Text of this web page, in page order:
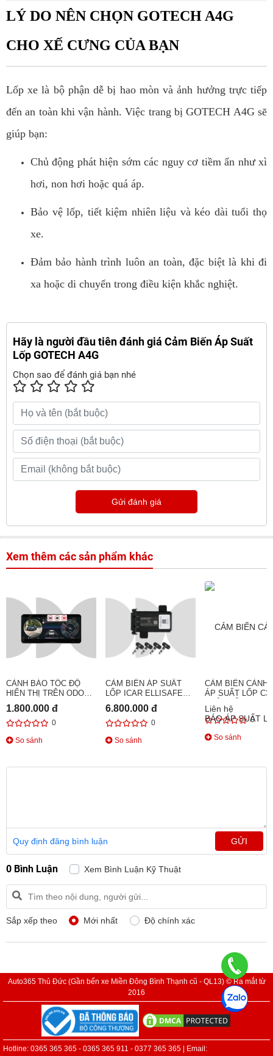
LÝ DO NÊN CHỌN GOTECH A4G
CHO XẾ CƯNG CỦA BẠN
Lốp xe là bộ phận dễ bị hao mòn và ảnh hưởng trực tiếp
đến an toàn khi vận hành. Việc trang bị GOTECH A4G sẽ
giúp bạn:
Chủ động phát hiện sớm các nguy cơ tiềm ẩn như xì
hơi, non hơi hoặc quá áp.
Bảo vệ lốp, tiết kiệm nhiên liệu và kéo dài tuổi thọ
xe.
Đảm bảo hành trình luôn an toàn, đặc biệt là khi đi
xa hoặc di chuyển trong điều kiện khắc nghiệt.
Hãy là người đầu tiên đánh giá Cảm Biến Áp Suất
Lốp GOTECH A4G
Chọn sao để đánh giá bạn nhé
Gửi đánh giá
Xem thêm các sản phẩm khác
CẢNH BÁO TỐC ĐỘ
HIỂN THỊ TRÊN ODO
ICAR SLIM BASIC
1.800.000 đ
0
So sánh
CẢM BIẾN ÁP SUẤT
LỐP ICAR ELLISAFE
I50
6.800.000 đ
0
So sánh
CẢM BIẾN CẢNH
ÁP SUẤT LỐP
Liên hệ
0
So sánh
Quy định đăng bình luận GỬI
0 Bình Luận Xem Bình Luận Kỹ Thuật
Sắp xếp theo Mới nhất Độ chính xác
Auto365 Thủ Đức (Gần bến xe Miền Đông Bình Thạnh cũ - QL13) © Ra mắt từ
2016
Hotline: 0365 365 365 - 0365 365 911 - 0377 365 365 | Email: